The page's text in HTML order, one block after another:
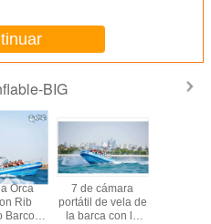
de doble motor
BIG
Orca
Rib
Barco
7 de cámara
portátil de vela de
la barca con la